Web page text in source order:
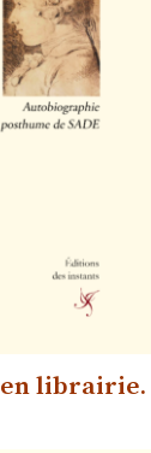
en librairie.